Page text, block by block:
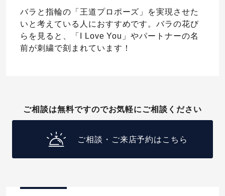
バラと指輪の「王道プロポーズ」を実現させた
いと考えている人におすすめです。バラの花び
らを見ると、「I Love You」やパートナーの名
前が刺繍で刻まれています！
ご相談は無料ですのでお気軽にご相談ください
ご相談・ご来店予約はこちら